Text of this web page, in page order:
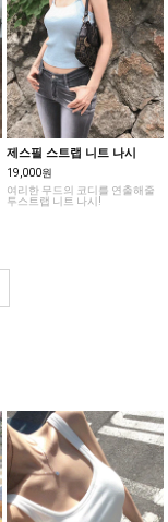
제스필 스트랩 니트 나시
19,000원
여리한 무드의 코디를 연출해줄
투스트랩 니트 나시!